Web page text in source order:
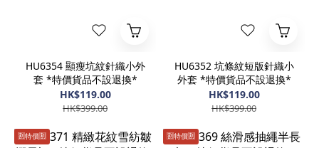
HU6354 顯瘦坑紋針織小外
套 *特價貨品不設退換*
HK$119.00
HK$399.00
HU6352 坑條紋短版針織小
外套 *特價貨品不設退換*
HK$119.00
HK$399.00
🈹️特價🈹️ 🈹️特價🈹️